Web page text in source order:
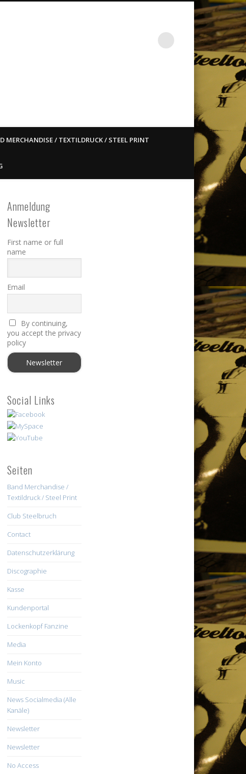
East ain`t dead so straight
MERCHANDISE / TEXTILDRUCK / STEEL PRINT
Anmeldung
Newsletter
First name or full
name
Email
By continuing,
you accept the privacy
policy
Social Links
Seiten
Band Merchandise /
Textildruck / Steel Print
Club Steelbruch
Contact
Datenschutzerklärung
Discographie
Kasse
Kundenportal
Lockenkopf Fanzine
Media
Mein Konto
Music
News Socialmedia (Alle
Kanäle)
Newsletter
Newsletter
No Access